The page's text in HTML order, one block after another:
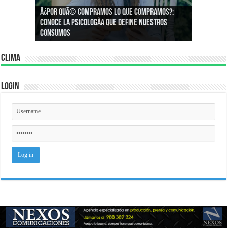
Â¿CÃ³mo podemos asegurar un espacio de
igualdad en el trabajo?
Â¿Por quÃ© compramos lo que compramos?:
Conoce la psicologÃ­a que define nuestros
consumos
Clima
Login